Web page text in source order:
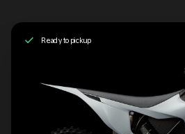
Ready to pickup